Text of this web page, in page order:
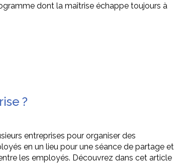
dont la maîtrise échappe toujours à
?
entreprises pour organiser des
en un lieu pour une séance de partage et
les employés. Découvrez dans cet article